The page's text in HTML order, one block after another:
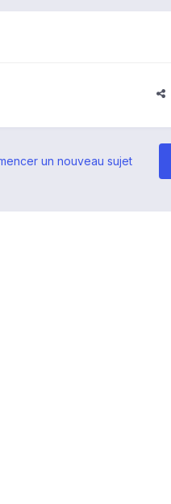
un nouveau sujet